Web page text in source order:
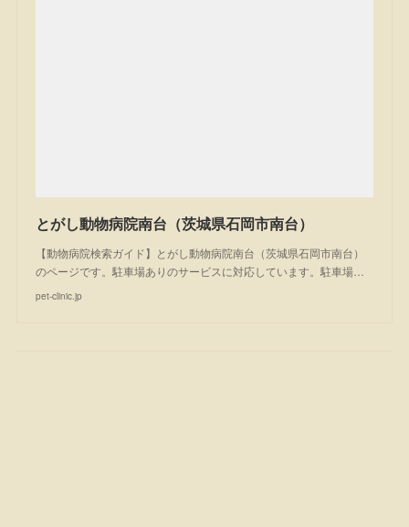
とがし動物病院南台（茨城県石岡市南台）
【動物病院検索ガイド】とがし動物病院南台（茨城県石岡市南台）
のページです。駐車場ありのサービスに対応しています。駐車場…
pet-clinic.jp